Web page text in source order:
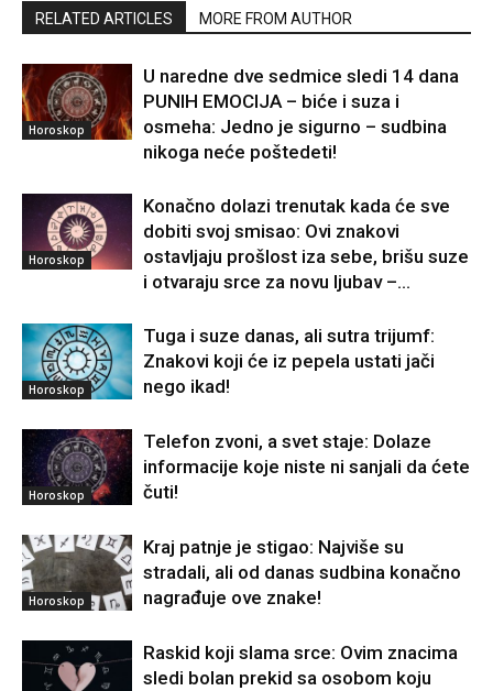
RELATED ARTICLES MORE FROM AUTHOR
Horoskop
U naredne dve sedmice sledi 14 dana
PUNIH EMOCIJA – biće i suza i
osmeha: Jedno je sigurno – sudbina
nikoga neće poštedeti!
Horoskop
Konačno dolazi trenutak kada će sve
dobiti svoj smisao: Ovi znakovi
ostavljaju prošlost iza sebe, brišu suze
i otvaraju srce za novu ljubav –...
Horoskop
Tuga i suze danas, ali sutra trijumf:
Znakovi koji će iz pepela ustati jači
nego ikad!
Horoskop
Telefon zvoni, a svet staje: Dolaze
informacije koje niste ni sanjali da ćete
čuti!
Horoskop
Kraj patnje je stigao: Najviše su
stradali, ali od danas sudbina konačno
nagrađuje ove znake!
Raskid koji slama srce: Ovim znacima
sledi bolan prekid sa osobom koju